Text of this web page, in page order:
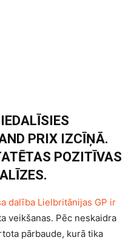
PRIX IZCĪŅĀ.
POZITĪVAS
dalība Lielbritānijas GP ir
veikšanas. Pēc neskaidra
pārbaude, kurā tika